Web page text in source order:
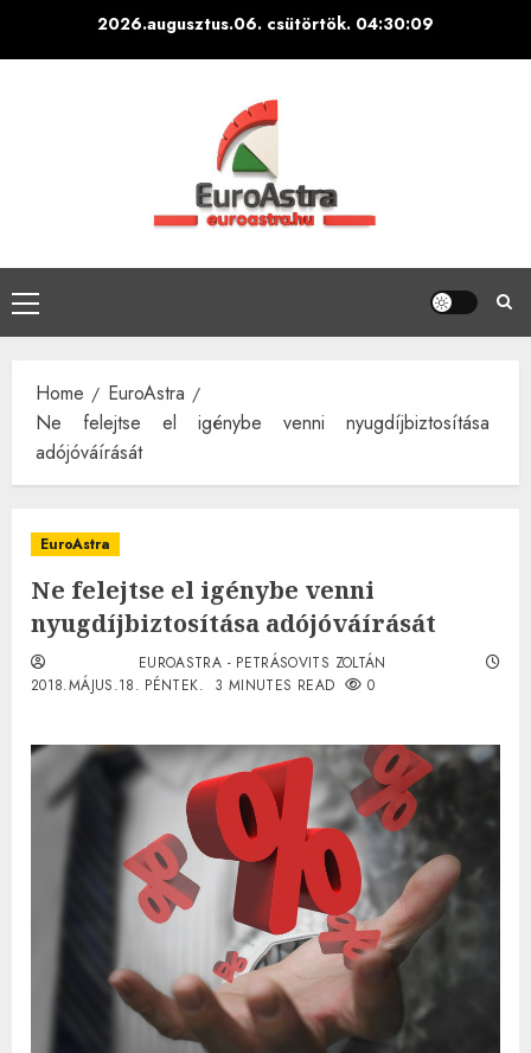
2026.augusztus.06. csütörtök.04:30:10
Primary
Menu
Home
EuroAstra
Ne felejtse el igénybe venni nyugdíjbiztosítása
adójóváírását
EuroAstra
Ne felejtse el igénybe venni
nyugdíjbiztosítása adójóváírását
EUROASTRA - PETRÁSOVITS ZOLTÁN
2018.MÁJUS.18. PÉNTEK.
3 MINUTES READ 0